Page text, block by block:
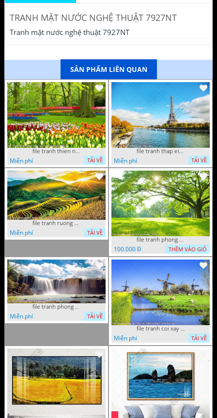
TRANH MẶT NƯỚC NGHỆ THUẬT 7927NT
Tranh mặt nước nghệ thuật 7927NT
SẢN PHẨM LIÊN QUAN
file tranh thien nhien rung hoa dep mat nghe thuat
Miễn phí
TẢI VỀ
file tranh thap eiffel nuoc phap dep
Miễn phí
TẢI VỀ
file tranh ruong bac thang vung cao viet nam
Miễn phí
TẢI VỀ
file tranh phong canh cay co xanh tuoi
100.000 Đ
THÊM VÀO GIỎ
file tranh phong canh 8 5 22 tien
Miễn phí
TẢI VỀ
file tranh coi xay gio ben canh dong tranh treo tuong
Miễn phí
TẢI VỀ